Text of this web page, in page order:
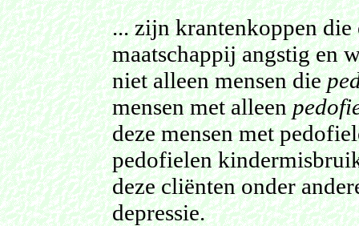
... zijn krantenkoppen die
maatschappij angstig en
niet alleen mensen die
mensen met alleen
deze mensen met
pedofielen
deze cliënten onder
depressie.